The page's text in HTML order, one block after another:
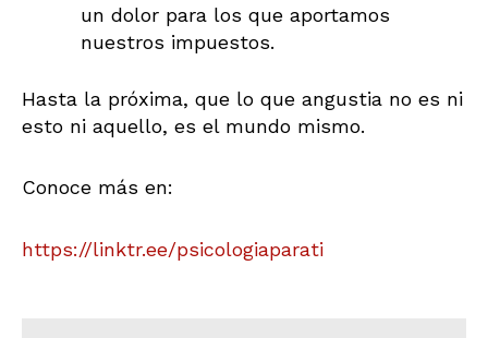
un dolor para los que aportamos
nuestros impuestos.
Hasta la próxima, que lo que angustia no es ni
esto ni aquello, es el mundo mismo.
Conoce más en:
https://linktr.ee/psicologiaparati